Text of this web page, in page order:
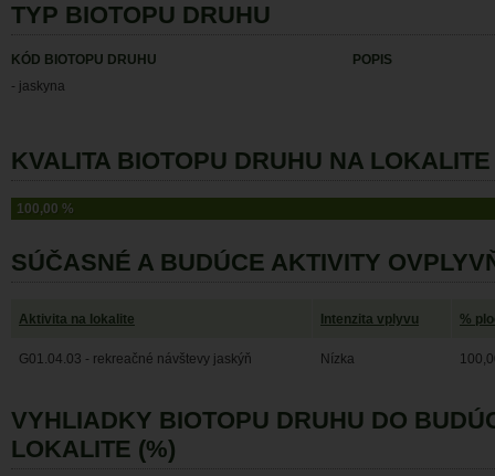
TYP BIOTOPU DRUHU
KÓD BIOTOPU DRUHU
- jaskyna
POPIS
KVALITA BIOTOPU DRUHU NA
100,00 %
SÚČASNÉ A BUDÚCE AKTIVITY
Aktivita na lokalite Intenzita vplyvu %
G01.04.03 - rekreačné návštevy jaskýň Nízka
VYHLIADKY BIOTOPU DRUHU DO
LOKALITE (%)